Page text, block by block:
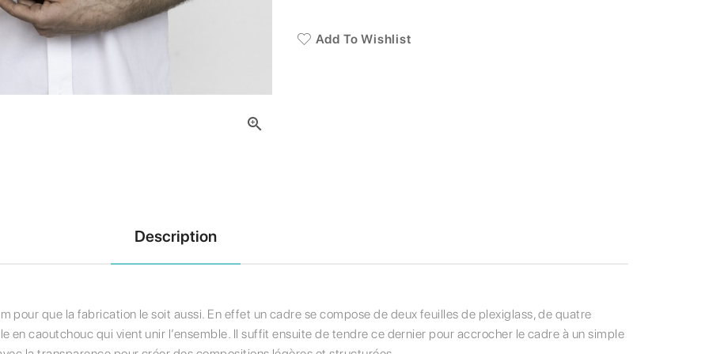

Add To Wishlist
Description
pour que la fabrication le soit aussi. En effet un cadre se compose de deux feuilles de plexiglass, de quatre
en caoutchouc qui vient unir l’ensemble. Il suffit ensuite de tendre ce dernier pour accrocher le cadre à un simple